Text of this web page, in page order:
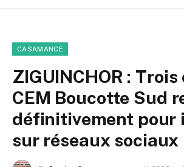
CASAMANCE
ZIGUINCHOR :
CEM Boucotte Sud
définitivement pour
sur réseaux sociaux